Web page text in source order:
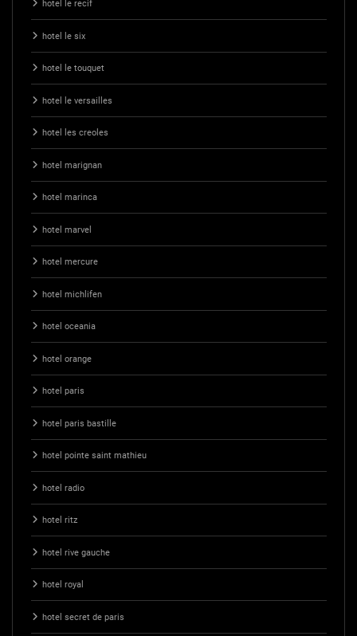
hotel le recif
hotel le six
hotel le touquet
hotel le versailles
hotel les creoles
hotel marignan
hotel marinca
hotel marvel
hotel mercure
hotel michlifen
hotel oceania
hotel orange
hotel paris
hotel paris bastille
hotel pointe saint mathieu
hotel radio
hotel ritz
hotel rive gauche
hotel royal
hotel secret de paris